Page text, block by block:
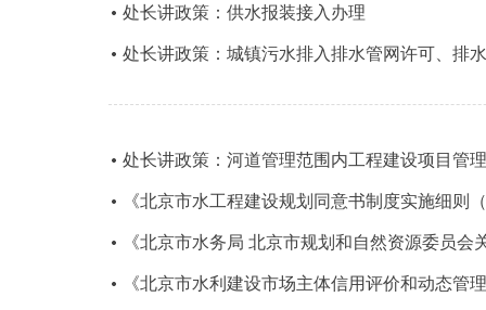
处长讲政策：供水报装接入办理
处长讲政策：城镇污水排入排水管网许可、排
处长讲政策：河道管理范围内工程建设项目管
《北京市水工程建设规划同意书制度实施细则
《北京市水务局 北京市规划和自然资源委员
《北京市水利建设市场主体信用评价和动态管